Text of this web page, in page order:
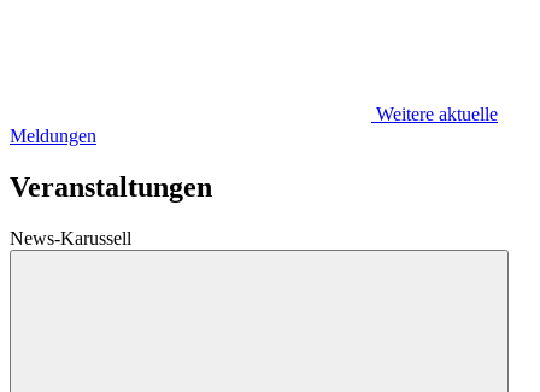
Weitere aktuelle
Meldungen
Veranstaltungen
News-Karussell